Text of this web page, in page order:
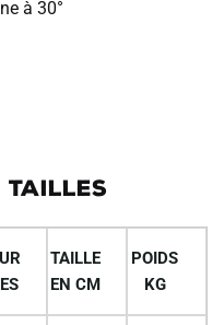
à 30°
TAILLES
TAILLE
EN CM
POIDS
KG